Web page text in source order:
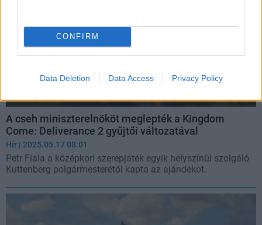
CONFIRM
Data Deletion Data Access Privacy Policy
A cseh miniszterelnököt meglepték a Kingdom
Come: Deliverance 2 gyűjtői változatával
Hír | 2025.05.17 08:01
Petr Fiala a középkori szerepjáték egyik helyszínül szolgáló
Kuttenberg polgármesterétől kapta az ajándékot.